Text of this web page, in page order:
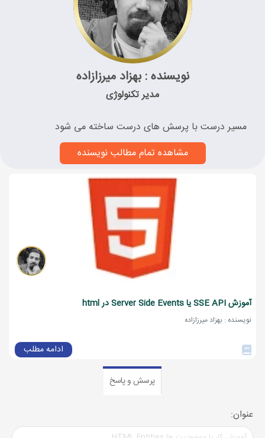
نویسنده : بهزاد میرزازاده
مدیر تکنولوژی
مسیر درست با پرسش های درست ساخته می شود
مشاهده تمام مطالب نویسنده
آموزش SSE API یا Server Side Events در html
نویسنده : بهزاد میرزازاده
ادامه مطلب
پرسش و پاسخ
عنوان: